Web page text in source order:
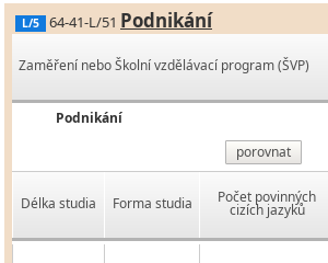
L/5 64-41-L/51 Podnikání
Zaměření nebo Školní vzdělávací program (ŠVP)
Podnikání
porovnat
Délka studia Forma studia Počet povinných
cizích jazyků